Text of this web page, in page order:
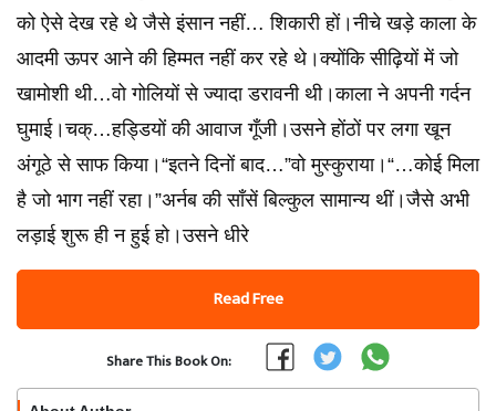
को ऐसे देख रहे थे जैसे इंसान नहीं… शिकारी हों।नीचे खड़े काला के
आदमी ऊपर आने की हिम्मत नहीं कर रहे थे।क्योंकि सीढ़ियों में जो
खामोशी थी…वो गोलियों से ज्यादा डरावनी थी।काला ने अपनी गर्दन
घुमाई।चक्…हड्डियों की आवाज गूँजी।उसने होंठों पर लगा खून
अंगूठे से साफ किया।“इतने दिनों बाद…”वो मुस्कुराया।“…कोई मिला
है जो भाग नहीं रहा।”अर्नब की साँसें बिल्कुल सामान्य थीं।जैसे अभी
लड़ाई शुरू ही न हुई हो।उसने धीरे
Read Free
Share This Book On: